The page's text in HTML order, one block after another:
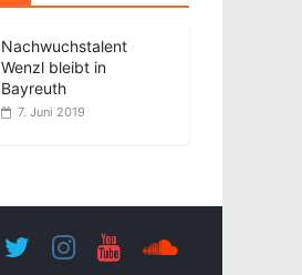
Nachwuchstalent
Wenzl bleibt in
Bayreuth
7. Juni 2019